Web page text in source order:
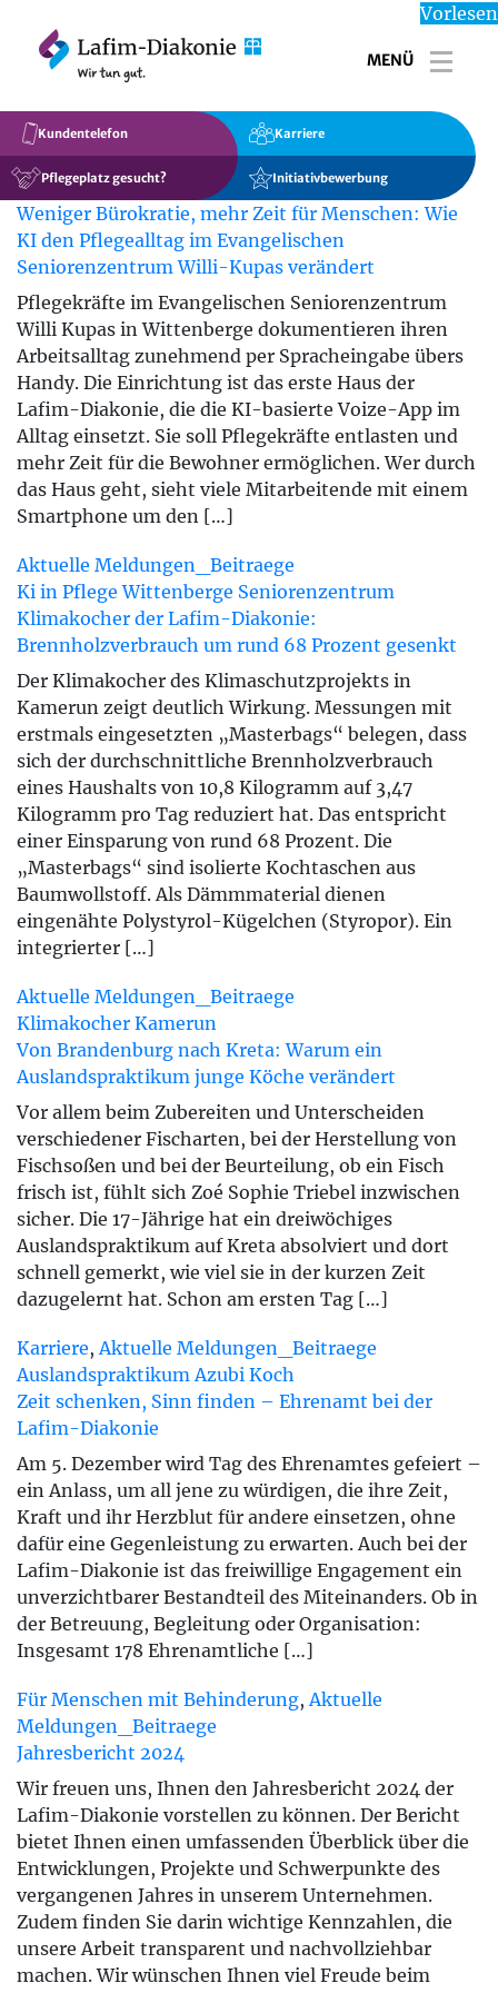
Vorlesen
MENÜ
Kundentelefon
Pflegeplatz gesucht?
Karriere
Initiativbewerbung
Weniger Bürokratie, mehr Zeit für Menschen: Wie
KI den Pflegealltag im Evangelischen
Seniorenzentrum Willi-Kupas verändert
Pflegekräfte im Evangelischen Seniorenzentrum
Willi Kupas in Wittenberge dokumentieren ihren
Arbeitsalltag zunehmend per Spracheingabe übers
Handy. Die Einrichtung ist das erste Haus der
Lafim-Diakonie, die die KI-basierte Voize-App im
Alltag einsetzt. Sie soll Pflegekräfte entlasten und
mehr Zeit für die Bewohner ermöglichen. Wer durch
das Haus geht, sieht viele Mitarbeitende mit einem
Smartphone um den […]
Aktuelle Meldungen_Beitraege
Ki in Pflege Wittenberge Seniorenzentrum
Klimakocher der Lafim-Diakonie:
Brennholzverbrauch um rund 68 Prozent gesenkt
Der Klimakocher des Klimaschutzprojekts in
Kamerun zeigt deutlich Wirkung. Messungen mit
erstmals eingesetzten „Masterbags“ belegen, dass
sich der durchschnittliche Brennholzverbrauch
eines Haushalts von 10,8 Kilogramm auf 3,47
Kilogramm pro Tag reduziert hat. Das entspricht
einer Einsparung von rund 68 Prozent. Die
„Masterbags“ sind isolierte Kochtaschen aus
Baumwollstoff. Als Dämmmaterial dienen
eingenähte Polystyrol-Kügelchen (Styropor). Ein
integrierter […]
Aktuelle Meldungen_Beitraege
Klimakocher Kamerun
Von Brandenburg nach Kreta: Warum ein
Auslandspraktikum junge Köche verändert
Vor allem beim Zubereiten und Unterscheiden
verschiedener Fischarten, bei der Herstellung von
Fischsoßen und bei der Beurteilung, ob ein Fisch
frisch ist, fühlt sich Zoé Sophie Triebel inzwischen
sicher. Die 17-Jährige hat ein dreiwöchiges
Auslandspraktikum auf Kreta absolviert und dort
schnell gemerkt, wie viel sie in der kurzen Zeit
dazugelernt hat. Schon am ersten Tag […]
Karriere,Aktuelle Meldungen_Beitraege
Auslandspraktikum Azubi Koch
Zeit schenken, Sinn finden – Ehrenamt bei der
Lafim-Diakonie
Am 5. Dezember wird Tag des Ehrenamtes gefeiert –
ein Anlass, um all jene zu würdigen, die ihre Zeit,
Kraft und ihr Herzblut für andere einsetzen, ohne
dafür eine Gegenleistung zu erwarten. Auch bei der
Lafim-Diakonie ist das freiwillige Engagement ein
unverzichtbarer Bestandteil des Miteinanders. Ob in
der Betreuung, Begleitung oder Organisation:
Insgesamt 178 Ehrenamtliche […]
Für Menschen mit Behinderung,Aktuelle
Meldungen_Beitraege
Jahresbericht 2024
Wir freuen uns, Ihnen den Jahresbericht 2024 der
Lafim-Diakonie vorstellen zu können. Der Bericht
bietet Ihnen einen umfassenden Überblick über die
Entwicklungen, Projekte und Schwerpunkte des
vergangenen Jahres in unserem Unternehmen.
Zudem finden Sie darin wichtige Kennzahlen, die
unsere Arbeit transparent und nachvollziehbar
machen. Wir wünschen Ihnen viel Freude beim